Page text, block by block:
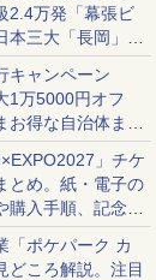
2.4万発「幕張ビ
本三大「長岡」な
ント目白押し！
キャンペーン
1万5000円オフ
得な自治体まと
」チケ
とめ。紙・電子の
購入手順、記念チ
説
「ポケパーク カ
どころ解説。注目